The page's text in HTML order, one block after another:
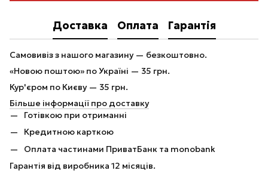
Доставка Оплата Гарантія
Самовивіз з нашого магазину — безкоштовно.
«Новою поштою» по Україні — 35 грн.
Кур'єром по Києву — 35 грн.
Більше інформації про доставку
Готівкою при отриманні
Кредитною карткою
Оплата частинами ПриватБанк та monobank
Гарантія від виробника 12 місяців.